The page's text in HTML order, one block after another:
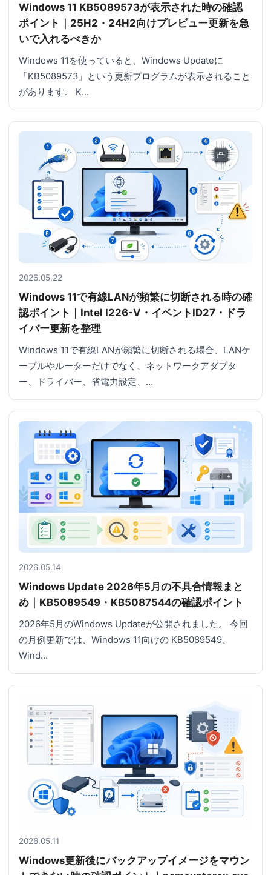
Windows 11 KB5089573が表示された時の確認
ポイント｜25H2・24H2向けプレビュー更新を急
いで入れるべきか
Windows 11を使っていると、Windows Updateに
「KB5089573」という更新プログラムが表示されること
があります。 K…
2026.05.22
Windows 11で有線LANが頻繁に切断される時の確
認ポイント｜Intel I226-V・イベントID27・ドラ
イバー更新を整理
Windows 11で有線LANが頻繁に切断される場合、LANケ
ーブルやルーターだけでなく、ネットワークアダプタ
ー、ドライバー、省電力設定、…
2026.05.14
Windows Update 2026年5月の不具合情報まと
め｜KB5089549・KB5087544の確認ポイント
2026年5月のWindows Updateが公開されました。 今回
の月例更新では、Windows 11向けの KB5089549、
Wind…
2026.05.11
Windows更新後にバックアップイメージをマウン